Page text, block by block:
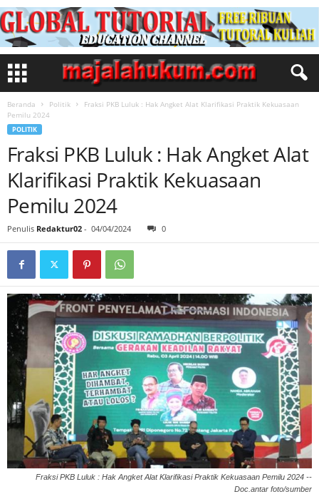
Beranda Politik
Fraksi PKB Luluk : Hak Angket Alat Klarifikasi Praktik Kekuasaan
Pemilu 2024
POLITIK
Fraksi PKB Luluk : Hak Angket Alat
Klarifikasi Praktik Kekuasaan
Pemilu 2024
Penulis Redaktur02 - 04/04/2024 0
Fraksi PKB Luluk : Hak Angket Alat Klarifikasi Praktik Kekuasaan Pemilu 2024 --
Doc.antar foto/sumber